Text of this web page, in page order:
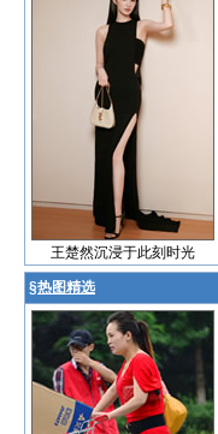
王楚然沉浸于此刻时光
§热图精选